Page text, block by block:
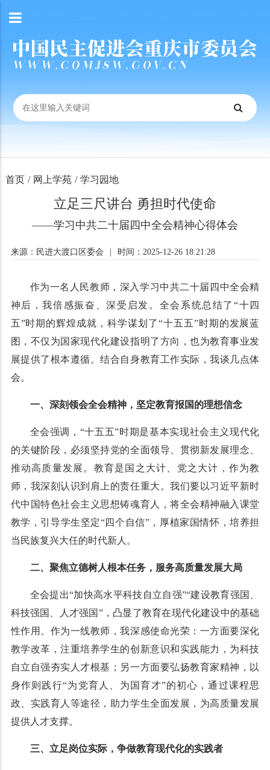
首页 / 网上学苑 / 学习园地
立足三尺讲台 勇担时代使命
——学习中共二十届四中全会精神心得体会
来源：民进大渡口区委会 时间：2025-12-26 18:21:28
作为一名人民教师，深入学习中共二十届四中全会精
神后，我倍感振奋、深受启发。全会系统总结了“十四
五”时期的辉煌成就，科学谋划了“十五五”时期的发展蓝
图，不仅为国家现代化建设指明了方向，也为教育事业发
展提供了根本遵循。结合自身教育工作实际，我谈几点体
会。
一、深刻领会全会精神，坚定教育报国的理想信念
全会强调，“十五五”时期是基本实现社会主义现代化
的关键阶段，必须坚持党的全面领导、贯彻新发展理念、
推动高质量发展。教育是国之大计、党之大计，作为教
师，我深刻认识到肩上的责任重大。我们要以习近平新时
代中国特色社会主义思想铸魂育人，将全会精神融入课堂
教学，引导学生坚定“四个自信”，厚植家国情怀，培养担
当民族复兴大任的时代新人。
二、聚焦立德树人根本任务，服务高质量发展大局
全会提出“加快高水平科技自立自强”“建设教育强国、
科技强国、人才强国”，凸显了教育在现代化建设中的基础
性作用。作为一线教师，我深感使命光荣：一方面要深化
教学改革，注重培养学生的创新意识和实践能力，为科技
自立自强夯实人才根基；另一方面要弘扬教育家精神，以
身作则践行“为党育人、为国育才”的初心，通过课程思
政、实践育人等途径，助力学生全面发展，为高质量发展
提供人才支撑。
三、立足岗位实际，争做教育现代化的实践者